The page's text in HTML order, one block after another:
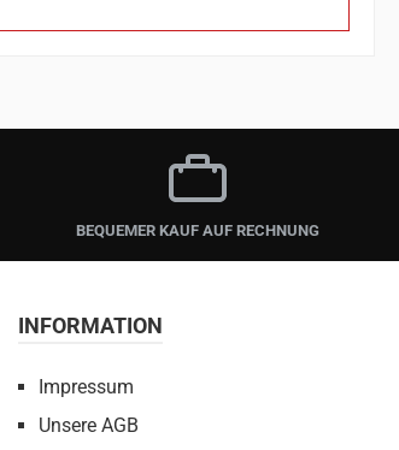
BEQUEMER KAUF AUF RECHNUNG
INFORMATION
Impressum
Unsere AGB